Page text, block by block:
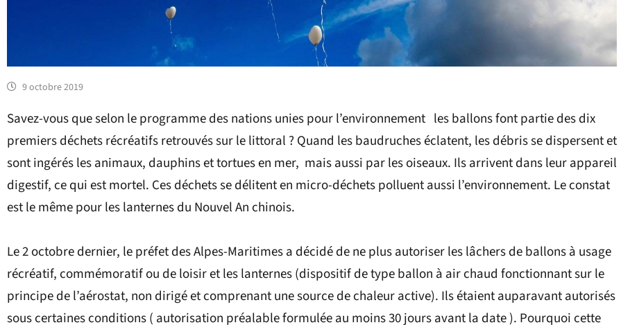
9 octobre 2019
Savez-vous que selon le programme des nations unies pour l’environnement les ballons font partie des dix
premiers déchets récréatifs retrouvés sur le littoral ? Quand les baudruches éclatent, les débris se dispersent et
sont ingérés les animaux, dauphins et tortues en mer, mais aussi par les oiseaux. Ils arrivent dans leur appareil
digestif, ce qui est mortel. Ces déchets se délitent en micro-déchets polluent aussi l’environnement. Le constat
est le même pour les lanternes du Nouvel An chinois.
Le 2 octobre dernier, le préfet des Alpes-Maritimes a décidé de ne plus autoriser les lâchers de ballons à usage
récréatif, commémoratif ou de loisir et les lanternes (dispositif de type ballon à air chaud fonctionnant sur le
principe de l’aérostat, non dirigé et comprenant une source de chaleur active). Ils étaient auparavant autorisés
sous certaines conditions ( autorisation préalable formulée au moins 30 jours avant la date ). Pourquoi cette